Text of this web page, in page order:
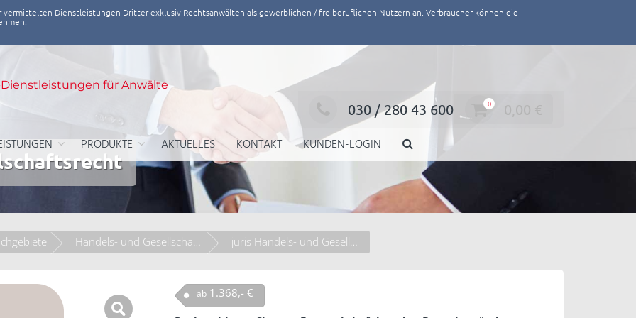
vermittelten Dienstleistungen Dritter exklusiv Rechtsanwälten als gewerblichen / freiberuflichen Nutzern an. Verbraucher können die
für Anwälte
030 / 280 43 600 0 0,00 €
PRODUKTE AKTUELLES KONTAKT KUNDEN-LOGIN
Handels- und Gesellschaftsrecht juris Handels- und Gesellschaftsrecht
ab 1.368,- €